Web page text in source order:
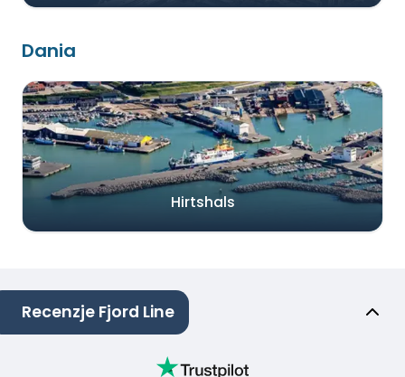
Dania
Hirtshals
Recenzje Fjord Line